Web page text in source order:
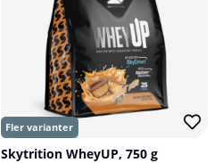
Skytrition WheyUP, 750 g